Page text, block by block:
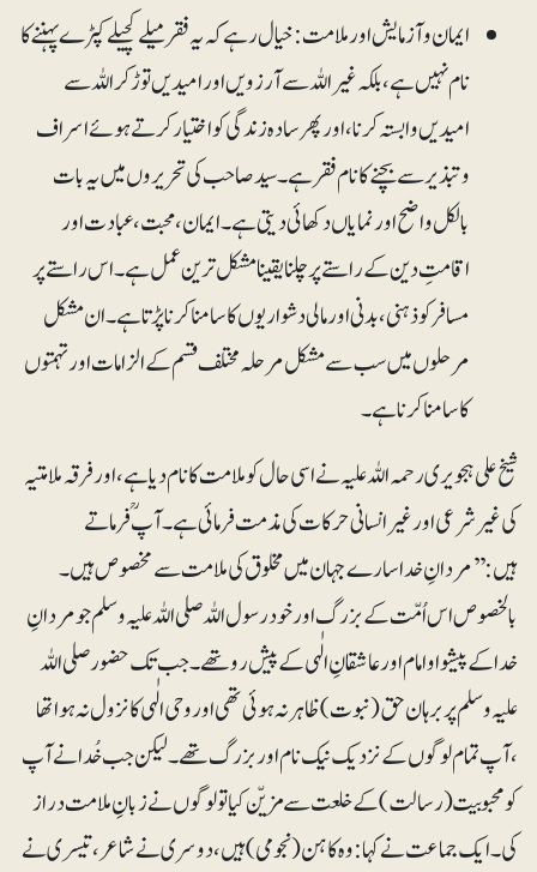
ایمان و آزمایش اور ملامت: خیال رہے کہ یہ فقر میلے کچیلے کپڑے پہننے کا
نام نہیں ہے، بلکہ غیر اللہ سے آرزویں اور امیدیں توڑ کر اللہ سے
امیدیں وابستہ کرنا، اور پھر سادہ زندگی کو اختیار کرتے ہوئے اسراف
وتبذیر سے بچنے کا نام فقر ہے۔ سید صاحب کی تحریروں میں یہ بات
بالکل واضح اور نمایاں دکھائی دیتی ہے۔ ایمان، محبت، عبادت اور
اقامتِ دین کے راستے پر چلنا یقینا مشکل ترین عمل ہے ۔ اس راستے پر
مسافر کو ذہنی، بدنی اور مالی دشواریوں کا سامنا کرنا پڑتا ہے۔ ان مشکل
مرحلوں میں سب سے مشکل مرحلہ مختلف قسم کے الزامات اور تہمتوں
کا سامنا کرنا ہے۔
شیخ علی ہجویری رحمہ اللہ علیہ نے اسی حال کو ملامت کا نام دیا ہے، اور فرقہ ملامتیہ
کی غیرشرعی اور غیر انسانی حرکات کی مذمت فرمائی ہے۔ آپؒ فرماتے
ہیں:’’مردانِ خدا سارے جہان میں مخلوق کی ملامت سے مخصوص ہیں۔
بالخصوص اس اُمّت کے بزرگ اور خود رسول اللہ صلی اللہ علیہ وسلم جو مردانِ
خدا کے پیشوا وامام اور عاشقانِ الٰہی کے پیش رو تھے۔ جب تک حضور صلی اللہ
علیہ وسلم پر برہان حق (نبوت) ظاہر نہ ہوئی تھی اور وحی الٰہی کا نزول نہ ہوا تھا
،آپ تمام لوگوں کے نزدیک نیک نام اور بزرگ تھے۔ لیکن جب خُدا نے آپ
کو محبوبیت (رسالت)کے خلعت سے مزیّن کیا تو لوگوں نے زبانِ ملامت دراز
کی۔ ایک جماعت نے کہا: وہ کاہن (نجومی) ہیں، دوسری نے شاعر، تیسری نے